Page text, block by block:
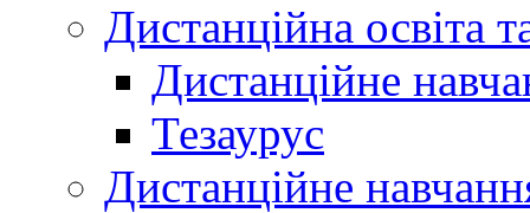
Дистанційна освіта
Дистанційне
Тезаурус
Дистанційне